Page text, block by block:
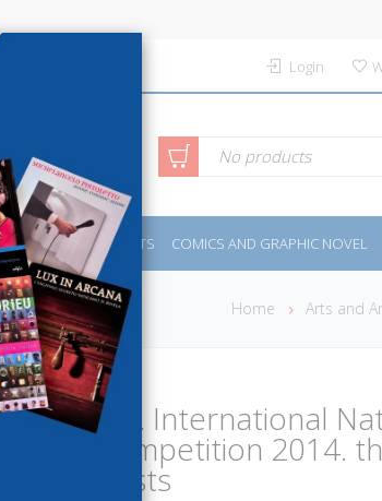
Login
Advanced
Search
No products
- GUIDES SPORTS COMICS AND GRAPHIC NOVEL
Home Arts and
International
Competition 2014.
Forests